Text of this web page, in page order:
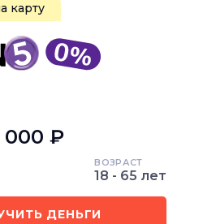
карту
000 ₽
ВОЗРАСТ
18 - 65 лет
ДЕНЬГИ